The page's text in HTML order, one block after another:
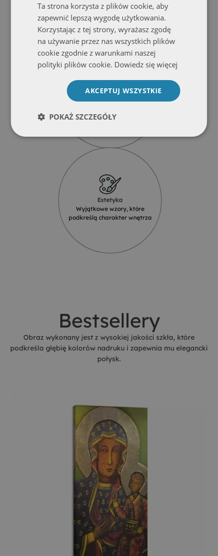
od renomowanych dostawców
na wodę i zabrudzenia
Estetyka
Wyjątkowe wzory, które
podkreślą charakter wnętrza
Bestsellery
Obraz wykonany jest z wysokiej jakości szkła, które
podkreśla głębię kolorów nadruku i zapewnia mu elegancki
połysk.
Ta strona korzysta z plików cookie, aby
zapewnić lepszą wygodę użytkowania.
Korzystając z tej strony, wyrażasz zgodę
na używanie przez nas wszystkich plików
cookie zgodnie z warunkami naszej
polityki plików cookie. Dowiedz się więcej
AKCEPTUJ WSZYSTKIE
POKAŻ SZCZEGÓŁY